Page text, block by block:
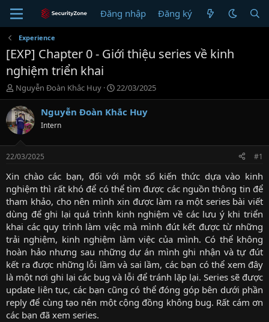
Đăng nhập Đăng ký
Experience
[EXP] Chapter 0 - Giới thiệu series về kinh
nghiệm triển khai
T
h
r
e
a
d
s
t
a
r
t
e
r
Nguyễn Đoàn Khắc Huy
N
g
à
22/03/2025
Nguyễn Đoàn Khắc Huy
Intern
22/03/2025 #1
Xin chào các bạn, đối với một số kiến thức dựa vào kinh
nghiệm thì rất khó để có thể tìm được các nguồn thông tin để
tham khảo, cho nên mình xin được làm ra một series bài viết
dùng để ghi lại quá trình kinh nghiệm về các lưu ý khi triển
khai các quy trình làm việc mà mình đút kết được từ những
trải nghiệm, kinh nghiệm làm việc của mình. Có thể không
hoàn hảo nhưng sau những dự án mình ghi nhận và tự đút
kết ra được những lỗi lầm và sai lầm, các bạn có thể xem đây
là một nơi ghi lại các bug và lỗi để tránh lặp lại. Series sẽ được
update liên tục, các bạn cũng có thể đóng góp bên dưới phần
reply để cùng tạo nên một cộng đồng không bug. Rất cám ơn
các bạn đã xem series.​